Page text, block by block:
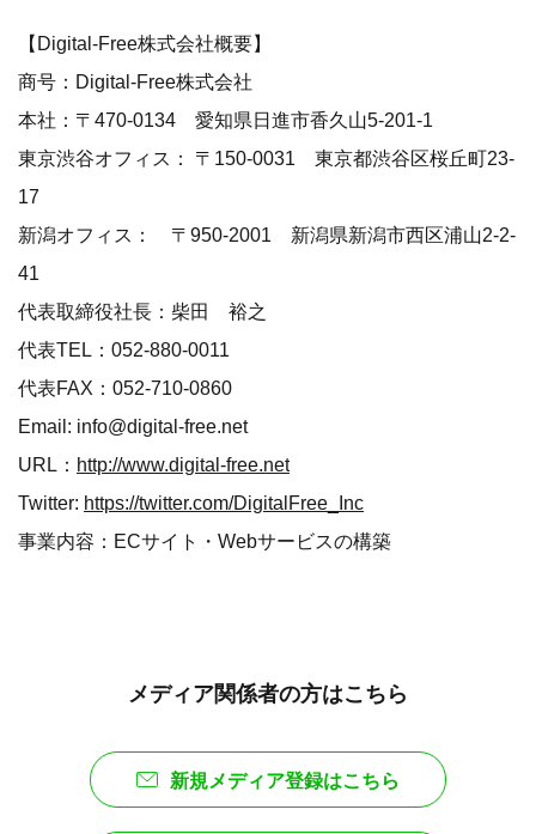
【Digital-Free株式会社概要】
商号：Digital-Free株式会社
本社：〒470-0134 愛知県日進市香久山5-201-1
東京渋谷オフィス： 〒150-0031 東京都渋谷区桜丘町23-
17
新潟オフィス： 〒950-2001 新潟県新潟市西区浦山2-2-
41
代表取締役社長：柴田 裕之
代表TEL：052-880-0011
代表FAX：052-710-0860
Email: info@digital-free.net
URL： http://www.digital-free.net
Twitter: https://twitter.com/DigitalFree_Inc
事業内容：ECサイト・Webサービスの構築
メディア関係者の方はこちら
新規メディア登録はこちら